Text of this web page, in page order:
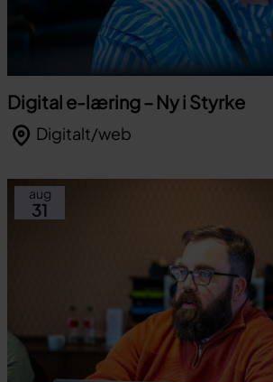
Digital e-læring – Ny i Styrke
Digitalt/web
aug
31